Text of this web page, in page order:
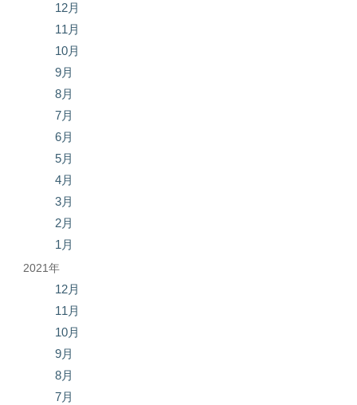
12月
11月
10月
9月
8月
7月
6月
5月
4月
3月
2月
1月
2021年
12月
11月
10月
9月
8月
7月